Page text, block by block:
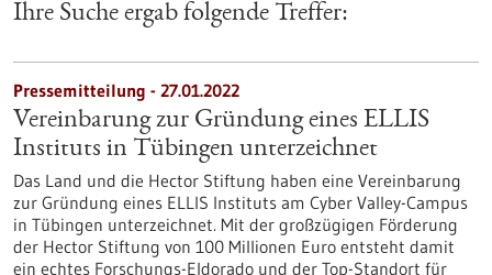
Ihre Suche ergab folgende Treffer:
Pressemitteilung - 27.01.2022
Vereinbarung zur Gründung eines ELLIS
Instituts in Tübingen unterzeichnet
Das Land und die Hector Stiftung haben eine Vereinbarung
zur Gründung eines ELLIS Instituts am Cyber Valley-Campus
in Tübingen unterzeichnet. Mit der großzügigen Förderung
der Hector Stiftung von 100 Millionen Euro entsteht damit
ein echtes Forschungs-Eldorado und der Top-Standort für